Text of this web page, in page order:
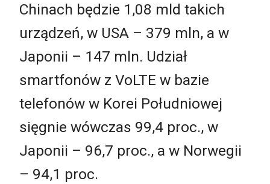
Chinach będzie 1,08 mld takich
urządzeń, w USA – 379 mln, a w
Japonii – 147 mln. Udział
smartfonów z VoLTE w bazie
telefonów w Korei Południowej
sięgnie wówczas 99,4 proc., w
Japonii – 96,7 proc., a w Norwegii
– 94,1 proc.